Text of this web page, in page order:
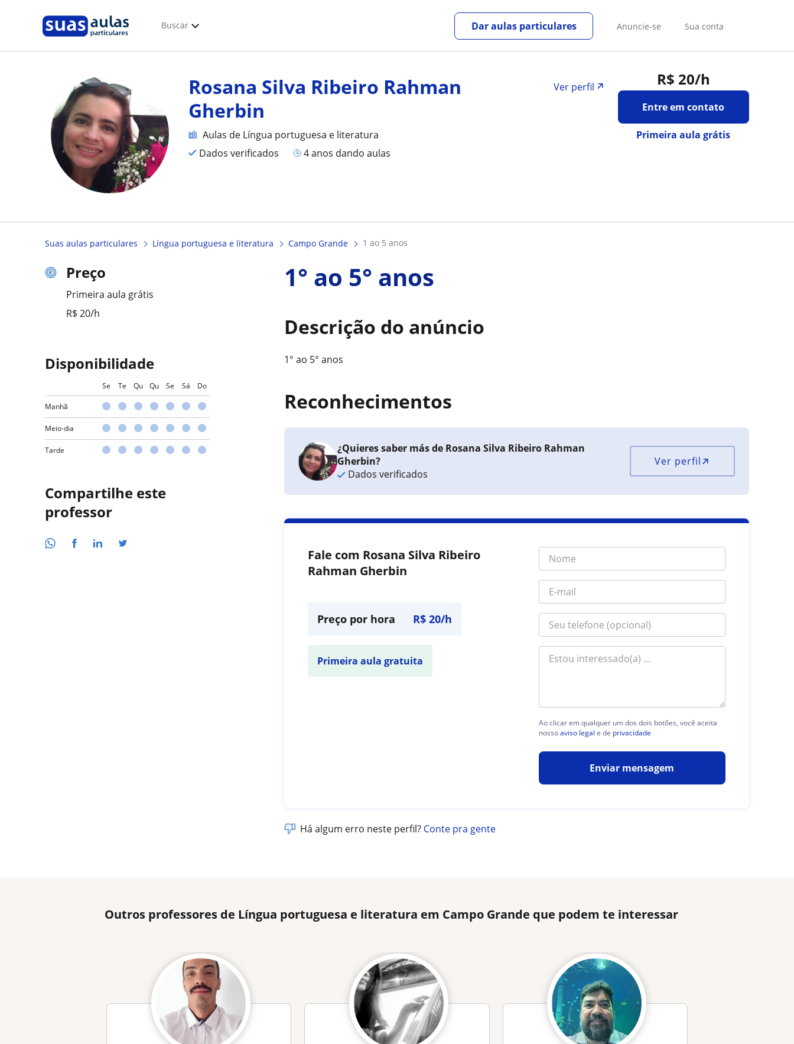
Buscar Anuncie-se Sua conta
Dar aulas particulares
R$ 20/h
Entre em contato
Primeira aula grátis
Rosana Silva Ribeiro Rahman
Gherbin
Ver perfil
Aulas de Língua portuguesa e literatura
Dados verificados
4 anos dando aulas
Suas aulas particulares Língua portuguesa e literatura Campo Grande 1 ao 5 anos
Preço
Primeira aula grátis
R$ 20/h
Disponibilidade
Se Te Qu Qu Se Sá Do
Manhã
Meio-dia
Tarde
Compartilhe este
professor
1° ao 5° anos
Descrição do anúncio
1° ao 5° anos
Reconhecimentos
¿Quieres saber más de Rosana Silva Ribeiro Rahman
Gherbin?
Dados verificados
Ver perfil
Fale com Rosana Silva Ribeiro
Rahman Gherbin
Preço por hora R$ 20/h
Primeira aula gratuita
Ao clicar em qualquer um dos dois botões, você aceita
nossoaviso legal e de privacidade
Enviar mensagem
Há algum erro neste perfil? Conte pra gente
Outros professores de Língua portuguesa e literatura em Campo Grande que podem te interessar